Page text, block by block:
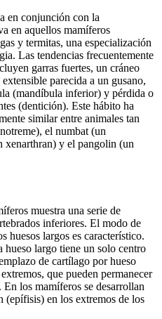
en conjunción con la
en aquellos mamíferos
y termitas, una especialización
Las tendencias frecuentemente
garras fuertes, un cráneo
parecida a un gusano,
(mandíbula inferior) y pérdida o
(dentición). Este hábito ha
similar entre animales tan
el numbat (un
xenarthran) y el pangolin (un
muestra una serie de
inferiores. El modo de
huesos largos es característico.
hueso largo tiene un solo centro
de cartílago por hueso
que pueden permanecer
los mamíferos se desarrollan
(epífisis) en los extremos de los